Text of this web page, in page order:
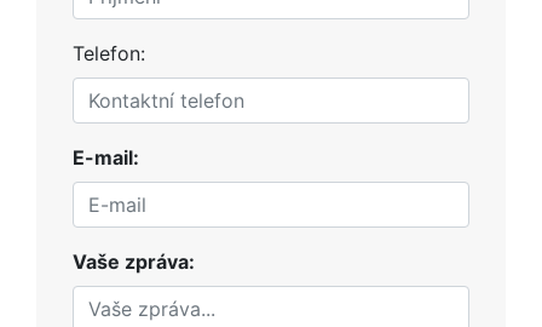
Telefon:
E-mail:
Vaše zpráva: